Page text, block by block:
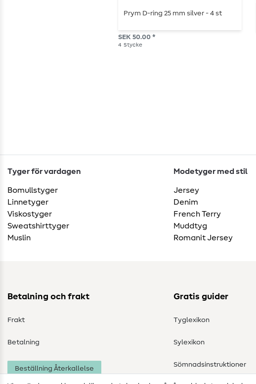
Prym D-ring 25 mm silver - 4 st
SEK 50.00 *
4 Stycke
Tyger för vardagen
Bomullstyger
Linnetyger
Viskostyger
Sweatshirttyger
Muslin
Modetyger med stil
Jersey
Denim
French Terry
Muddtyg
Romanit Jersey
Betalning och frakt
Frakt
Betalning
Beställning Återkallelse
Gratis guider
Tyglexikon
Sylexikon
Sömnadsinstruktioner